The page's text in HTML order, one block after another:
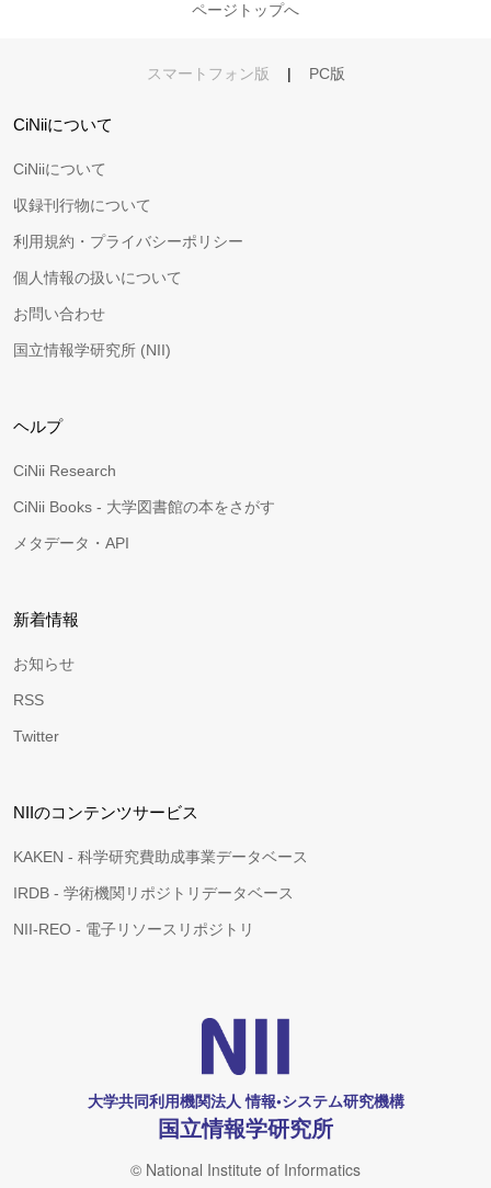
ページトップへ
スマートフォン版 | PC版
CiNiiについて
CiNiiについて
収録刊行物について
利用規約・プライバシーポリシー
個人情報の扱いについて
お問い合わせ
国立情報学研究所 (NII)
ヘルプ
CiNii Research
CiNii Books - 大学図書館の本をさがす
メタデータ・API
新着情報
お知らせ
RSS
Twitter
NIIのコンテンツサービス
KAKEN - 科学研究費助成事業データベース
IRDB - 学術機関リポジトリデータベース
NII-REO - 電子リソースリポジトリ
大学共同利用機関法人 情報•システム研究機構
国立情報学研究所
© National Institute of Informatics